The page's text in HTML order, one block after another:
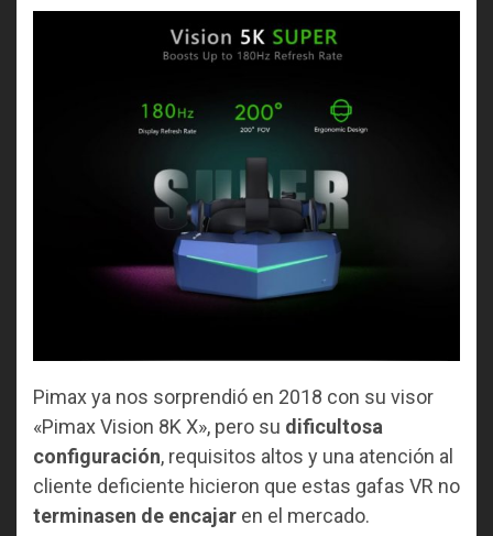
Pimax ya nos sorprendió en 2018 con su visor
«Pimax Vision 8K X», pero su dificultosa
configuración, requisitos altos y una atención al
cliente deficiente hicieron que estas gafas VR no
terminasen de encajar en el mercado.